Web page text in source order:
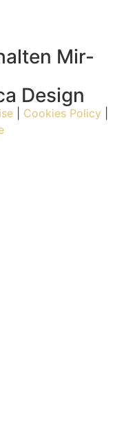
Mir-
Design
Cookies Policy